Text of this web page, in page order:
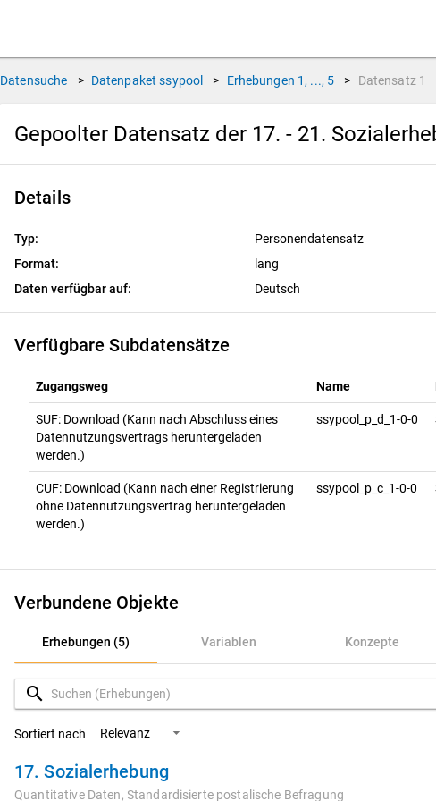
Datensuche > Datenpaket ssypool > Erhebungen 1, ..., 5 > Datensatz 1
Gepoolter Datensatz der 17. - 21.
Details
Typ:
Personendatensatz
Format:
lang
Daten verfügbar auf:
Deutsch
Verfügbare Subdatensätze
Zugangsweg Name
SUF: Download (Kann nach Abschluss eines
Datennutzungsvertrags heruntergeladen
werden.)
ssypool_p_d_1-0-0
CUF: Download (Kann nach einer Registrierung
ohne Datennutzungsvertrag heruntergeladen
werden.)
ssypool_p_c_1-0-0
Verbundene Objekte
Erhebungen (5) Variablen Konzepte
Erhebungen (5)
Variablen
Konzepte
search
Sortiert nach Relevanz
17. Sozialerhebung
Quantitative Daten, Standardisierte postalische Befragung